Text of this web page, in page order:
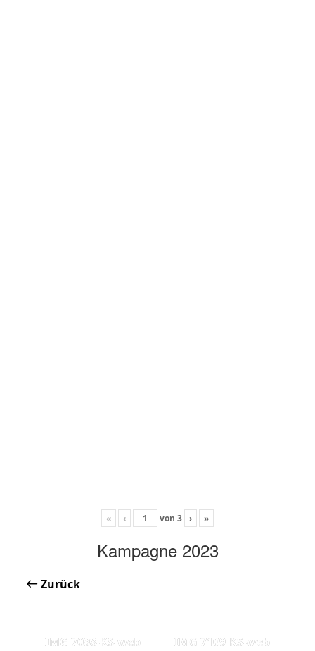
« ‹ von 3 › »
Kampagne 2023
Zurück
IMG 7098-KS-web IMG 7109-KS-web